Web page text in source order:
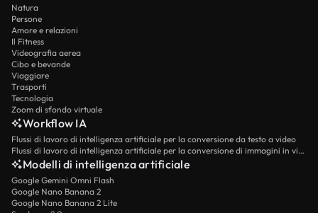
Natura
Persone
Amore e relazioni
Il Fitness
Videografia aerea
Cibo e bevande
Viaggiare
Trasporti
Tecnologia
Zoom di sfondo virtuale
Workflow IA
Flussi di lavoro di intelligenza artificiale per la conversione da testo a video
Flussi di lavoro di intelligenza artificiale per la conversione di immagini in video
Modelli di intelligenza artificiale
Google Gemini Omni Flash
Google Nano Banana 2
Google Nano Banana 2 Lite